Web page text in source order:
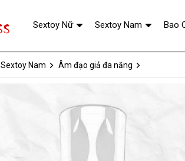
Sextoy Nam Âm đạo giả đa năng
Sextoy Nữ Sextoy Nam Bao